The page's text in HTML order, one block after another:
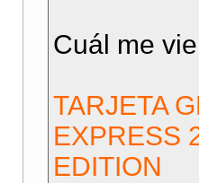
Cuál me
TARJETA
EXPRESS
EDITION